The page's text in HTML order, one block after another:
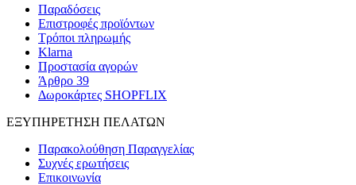
Παραδόσεις
Επιστροφές προϊόντων
Τρόποι πληρωμής
Klarna
Προστασία αγορών
Άρθρο 39
Δωροκάρτες SHOPFLIX
ΕΞΥΠΗΡΕΤΗΣΗ ΠΕΛΑΤΩΝ
Παρακολούθηση Παραγγελίας
Συχνές ερωτήσεις
Επικοινωνία